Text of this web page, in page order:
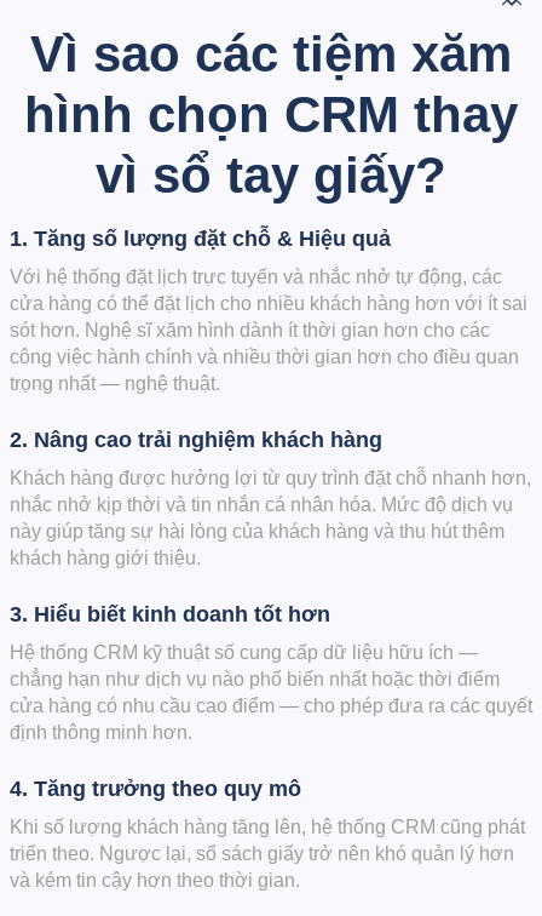
Vì sao các tiệm xăm
hình chọn CRM thay
vì sổ tay giấy?
1. Tăng số lượng đặt chỗ & Hiệu quả
Với hệ thống đặt lịch trực tuyến và nhắc nhở tự động, các
cửa hàng có thể đặt lịch cho nhiều khách hàng hơn với ít sai
sót hơn. Nghệ sĩ xăm hình dành ít thời gian hơn cho các
công việc hành chính và nhiều thời gian hơn cho điều quan
trọng nhất — nghệ thuật.
2. Nâng cao trải nghiệm khách hàng
Khách hàng được hưởng lợi từ quy trình đặt chỗ nhanh hơn,
nhắc nhở kịp thời và tin nhắn cá nhân hóa. Mức độ dịch vụ
này giúp tăng sự hài lòng của khách hàng và thu hút thêm
khách hàng giới thiệu.
3. Hiểu biết kinh doanh tốt hơn
Hệ thống CRM kỹ thuật số cung cấp dữ liệu hữu ích —
chẳng hạn như dịch vụ nào phổ biến nhất hoặc thời điểm
cửa hàng có nhu cầu cao điểm — cho phép đưa ra các quyết
định thông minh hơn.
4. Tăng trưởng theo quy mô
Khi số lượng khách hàng tăng lên, hệ thống CRM cũng phát
triển theo. Ngược lại, sổ sách giấy trở nên khó quản lý hơn
và kém tin cậy hơn theo thời gian.